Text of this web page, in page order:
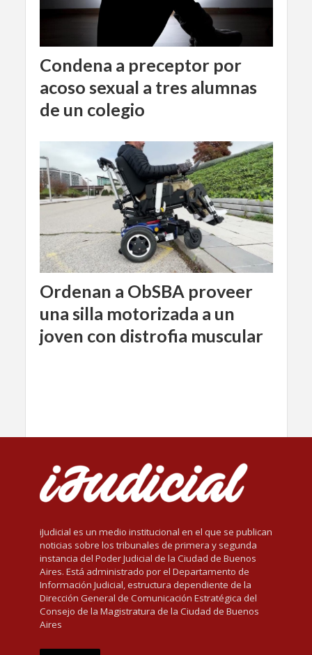
Condena a preceptor por
acoso sexual a tres alumnas
de un colegio
Ordenan a ObSBA proveer
una silla motorizada a un
joven con distrofia muscular
iJudicial es un medio institucional en el que se publican
noticias sobre los tribunales de primera y segunda
instancia del Poder Judicial de la Ciudad de Buenos
Aires. Está administrado por el Departamento de
Información Judicial, estructura dependiente de la
Dirección General de Comunicación Estratégica del
Consejo de la Magistratura de la Ciudad de Buenos
Aires